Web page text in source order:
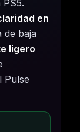
en
de baja
ligero
Pulse